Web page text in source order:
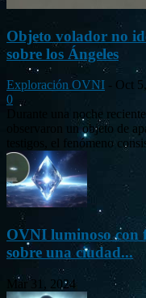
Objeto volador no
sobre los Ángeles
Exploración OVNI - Oct
0
Durante una noche
observaron un objeto de
testigos, el fenómeno
OVNI luminoso con
sobre una ciudad...
Mar 31, 2024